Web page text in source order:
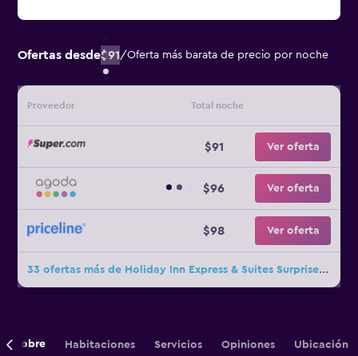
Ofertas desde$91/Oferta más barata de precio por noche
Proveedor Total noche
$91 Ver oferta
$96 Ver oferta
$98 Ver oferta
33 ofertas más de Holiday Inn Express & Suites Surprise By IHG
Sobre Habitaciones Servicios Opiniones Ubicación